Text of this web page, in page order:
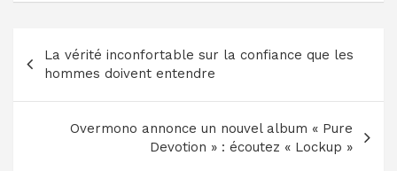
Navigation
de
l’article
La vérité inconfortable sur la confiance que les
hommes doivent entendre
Overmono annonce un nouvel album « Pure
Devotion » : écoutez « Lockup »